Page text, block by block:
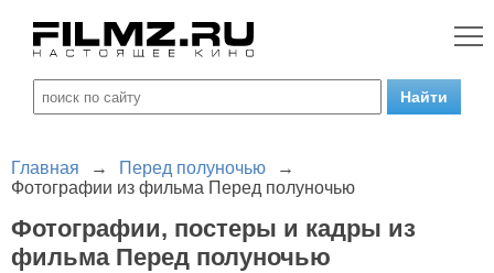
Главная → Перед полуночью
→
Фотографии из фильма Перед полуночью
Фотографии, постеры и кадры из
фильма Перед полуночью